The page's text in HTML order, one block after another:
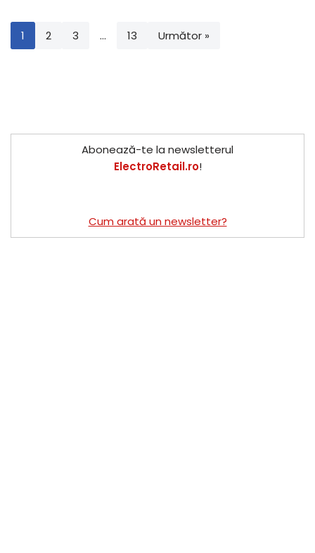
1 2 3 … 13 Următor »
Abonează-te la newsletterul
ElectroRetail.ro!
Cum arată un newsletter?